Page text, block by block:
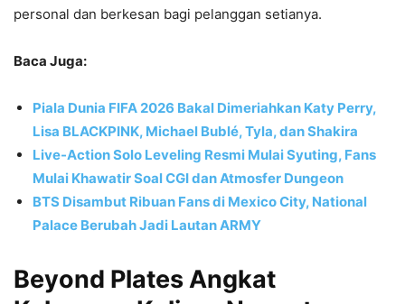
personal dan berkesan bagi pelanggan setianya.
Baca Juga:
Piala Dunia FIFA 2026 Bakal Dimeriahkan Katy Perry,
Lisa BLACKPINK, Michael Bublé, Tyla, dan Shakira
Live-Action Solo Leveling Resmi Mulai Syuting, Fans
Mulai Khawatir Soal CGI dan Atmosfer Dungeon
BTS Disambut Ribuan Fans di Mexico City, National
Palace Berubah Jadi Lautan ARMY
Beyond Plates Angkat